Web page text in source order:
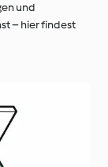
und
– hier findest